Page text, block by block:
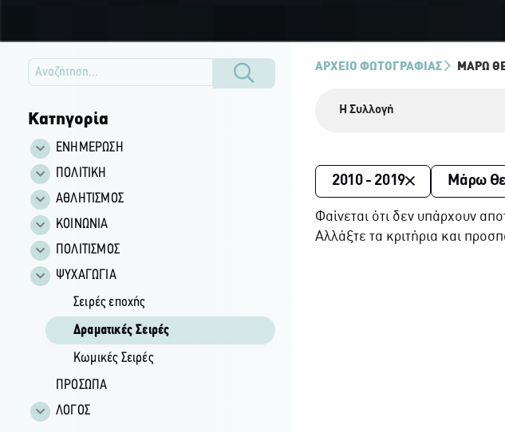
Κατηγορία
ΕΝΗΜΕΡΩΣΗ
ΠΟΛΙΤΙΚΗ
ΑΘΛΗΤΙΣΜΟΣ
ΚΟΙΝΩΝΙΑ
ΠΟΛΙΤΙΣΜΟΣ
ΨΥΧΑΓΩΓΙΑ
Σειρές εποχής
Δραματικές Σειρές
Κωμικές Σειρές
ΠΡΟΣΩΠΑ
ΛΟΓΟΣ
ΑΡΧΕΙΟ ΦΩΤΟΓΡΑΦΙΑΣ ΜΆΡΩ
Η Συλλογή
2010 - 2019 Μάρω
Φαίνεται ότι δεν υπάρχουν
Αλλάξτε τα κριτήρια και